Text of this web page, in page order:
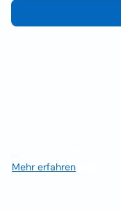
Mehr erfahren . Wenn